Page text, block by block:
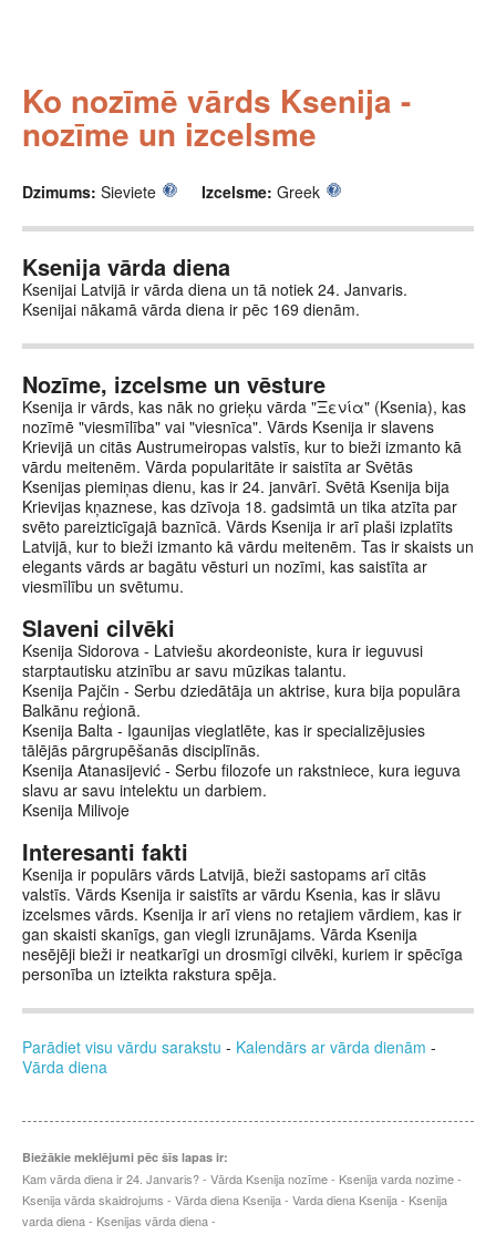
Ko nozīmē vārds Ksenija -
nozīme un izcelsme
Dzimums: Sieviete Izcelsme: Greek
Ksenija vārda diena
Ksenijai Latvijā ir vārda diena un tā notiek 24. Janvaris.
Ksenijai nākamā vārda diena ir pēc 169 dienām.
Nozīme, izcelsme un vēsture
Ksenija ir vārds, kas nāk no grieķu vārda "Ξενία" (Ksenia), kas
nozīmē "viesmīlība" vai "viesnīca". Vārds Ksenija ir slavens
Krievijā un citās Austrumeiropas valstīs, kur to bieži izmanto kā
vārdu meitenēm. Vārda popularitāte ir saistīta ar Svētās
Ksenijas piemiņas dienu, kas ir 24. janvārī. Svētā Ksenija bija
Krievijas kņaznese, kas dzīvoja 18. gadsimtā un tika atzīta par
svēto pareizticīgajā baznīcā. Vārds Ksenija ir arī plaši izplatīts
Latvijā, kur to bieži izmanto kā vārdu meitenēm. Tas ir skaists un
elegants vārds ar bagātu vēsturi un nozīmi, kas saistīta ar
viesmīlību un svētumu.
Slaveni cilvēki
Ksenija Sidorova - Latviešu akordeoniste, kura ir ieguvusi
starptautisku atzinību ar savu mūzikas talantu.
Ksenija Pajčin - Serbu dziedātāja un aktrise, kura bija populāra
Balkānu reģionā.
Ksenija Balta - Igaunijas vieglatlēte, kas ir specializējusies
tālējās pārgrupēšanās disciplīnās.
Ksenija Atanasijević - Serbu filozofe un rakstniece, kura ieguva
slavu ar savu intelektu un darbiem.
Ksenija Milivoje
Interesanti fakti
Ksenija ir populārs vārds Latvijā, bieži sastopams arī citās
valstīs. Vārds Ksenija ir saistīts ar vārdu Ksenia, kas ir slāvu
izcelsmes vārds. Ksenija ir arī viens no retajiem vārdiem, kas ir
gan skaisti skanīgs, gan viegli izrunājams. Vārda Ksenija
nesējēji bieži ir neatkarīgi un drosmīgi cilvēki, kuriem ir spēcīga
personība un izteikta rakstura spēja.
Parādiet visu vārdu sarakstu - Kalendārs ar vārda dienām -
Vārda diena
Biežākie meklējumi pēc šīs lapas ir:
Kam vārda diena ir 24. Janvaris? - Vārda Ksenija nozīme - Ksenija varda nozime -
Ksenija vārda skaidrojums - Vārda diena Ksenija - Varda diena Ksenija - Ksenija
varda diena - Ksenijas vārda diena -